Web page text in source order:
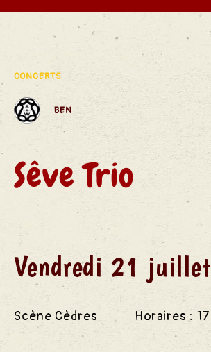
CONCERTS
BEN
Sêve Trio
Vendredi 21
Scène Cèdres Horaires :